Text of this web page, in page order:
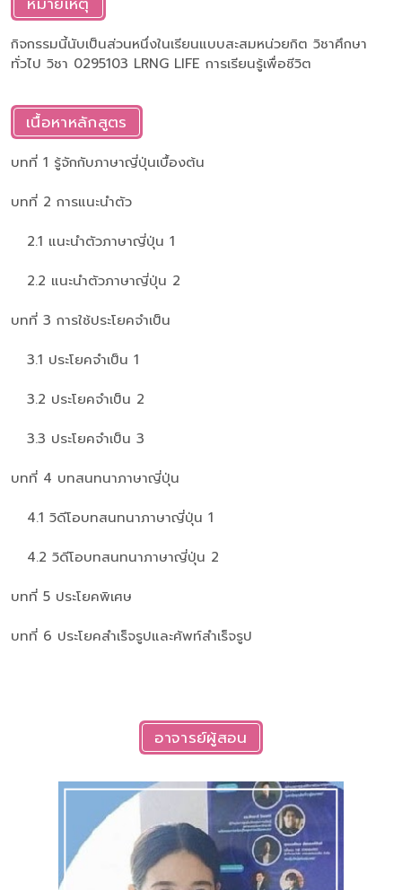
กิจกรรมนี้นับเป็นส่วนหนึ่งในเรียนแบบสะสมหน่วยกิต วิชาศึกษา
ทั่วไป วิชา 0295103 LRNG LIFE การเรียนรู้เพื่อชีวิต
เนื้อหาหลักสูตร
บทที่ 1 รู้จักกับภาษาญี่ปุ่นเบื้องต้น
บทที่ 2 การแนะนำตัว
2.1 แนะนำตัวภาษาญี่ปุ่น 1
2.2 แนะนำตัวภาษาญี่ปุ่น 2
บทที่ 3 การใช้ประโยคจำเป็น
3.1 ประโยคจำเป็น 1
3.2 ประโยคจำเป็น 2
3.3 ประโยคจำเป็น 3
บทที่ 4 บทสนทนาภาษาญี่ปุ่น
4.1 วิดีโอบทสนทนาภาษาญี่ปุ่น 1
4.2 วิดีโอบทสนทนาภาษาญี่ปุ่น 2
บทที่ 5 ประโยคพิเศษ
บทที่ 6 ประโยคสำเร็จรูปและศัพท์สำเร็จรูป
อาจารย์ผู้สอน